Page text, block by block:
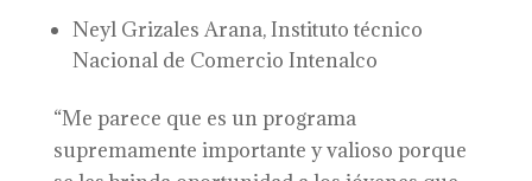
Neyl Grizales Arana, Instituto técnico
Nacional de Comercio Intenalco
“Me parece que es un programa
supremamente importante y valioso porque